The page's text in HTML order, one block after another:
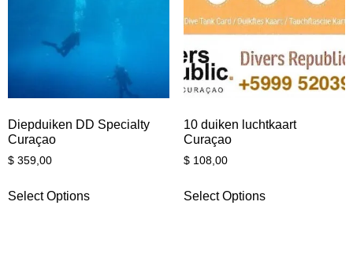
Diepduiken DD Specialty
Curaçao
$ 359,00
Select Options
10 duiken luchtkaart
Curaçao
$108,00
Select Options